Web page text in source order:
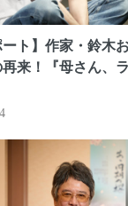
ート】作家・鈴木
来！『母さん、